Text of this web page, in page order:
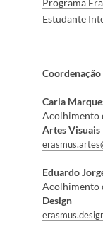
Programa
Estudante
Carla
Acolhimento
Artes Visuais
Eduardo
Acolhimento
Design